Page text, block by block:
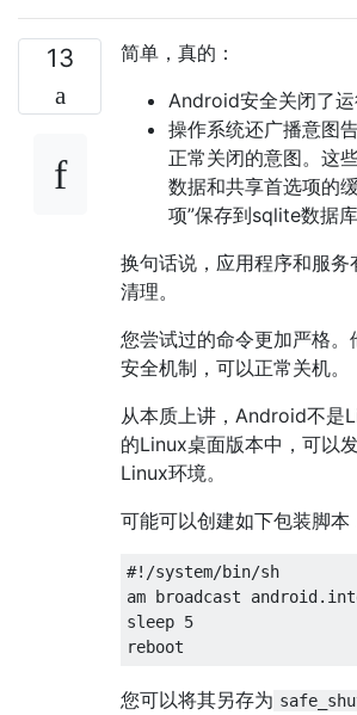
13
简单，真的：
Android安全关闭了运
操作系统还广播意图
正常关闭的意图。这
数据和共享首选项的
项”保存到sqlite数据库
换句话说，应用程序和服
清理。
您尝试过的命令更加严格。
安全机制，可以正常关机。
从本质上讲，Android不是
的Linux桌面版本中，可以
Linux环境。
可能可以创建如下包装脚本
#!/system/bin/sh
am broadcast
sleep 5
您可以将其另存为